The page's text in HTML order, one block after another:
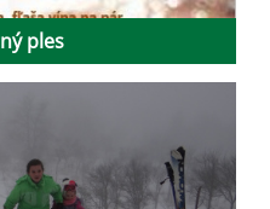
ples